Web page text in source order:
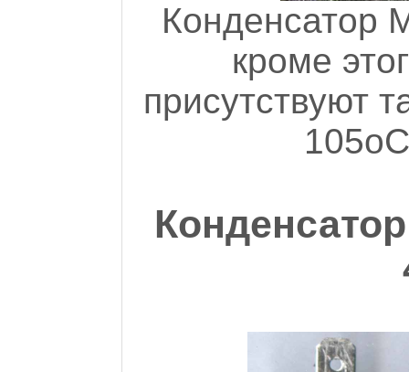
Конденсатор
кроме
присутствуют